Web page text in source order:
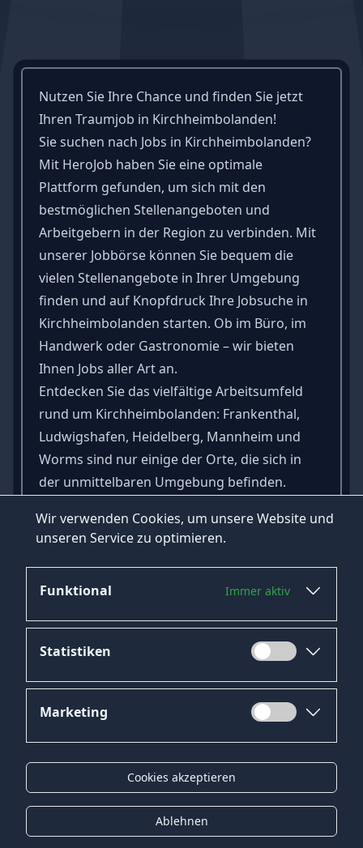
Wir verwenden Cookies, um unsere Website und
unseren Service zu optimieren.
Funktional Immer aktiv
Statistiken
Marketing
Cookies akzeptieren
Ablehnen
Nutzen Sie Ihre Chance und finden Sie jetzt
Ihren Traumjob in Kirchheimbolanden!
Sie suchen nach Jobs in Kirchheimbolanden?
Mit HeroJob haben Sie eine optimale
Plattform gefunden, um sich mit den
bestmöglichen Stellenangeboten und
Arbeitgebern in der Region zu verbinden. Mit
unserer Jobbörse können Sie bequem die
vielen Stellenangebote in Ihrer Umgebung
finden und auf Knopfdruck Ihre Jobsuche in
Kirchheimbolanden starten. Ob im Büro, im
Handwerk oder Gastronomie – wir bieten
Ihnen Jobs aller Art an.
Entdecken Sie das vielfältige Arbeitsumfeld
rund um Kirchheimbolanden: Frankenthal,
Ludwigshafen, Heidelberg, Mannheim und
Worms sind nur einige der Orte, die sich in
der unmittelbaren Umgebung befinden.
erfolgreiche Suche nach Ihrem neuen Job in
Datenschutz
Impressum
Kontakt
Gender-Hinweis